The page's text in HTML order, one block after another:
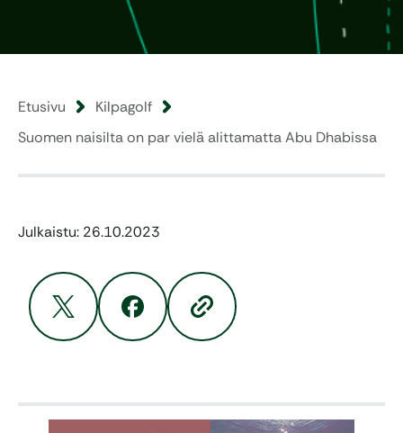
Etusivu
Kilpagolf
Suomen naisilta on par vielä alittamatta Abu Dhabissa
Julkaistu: 26.10.2023